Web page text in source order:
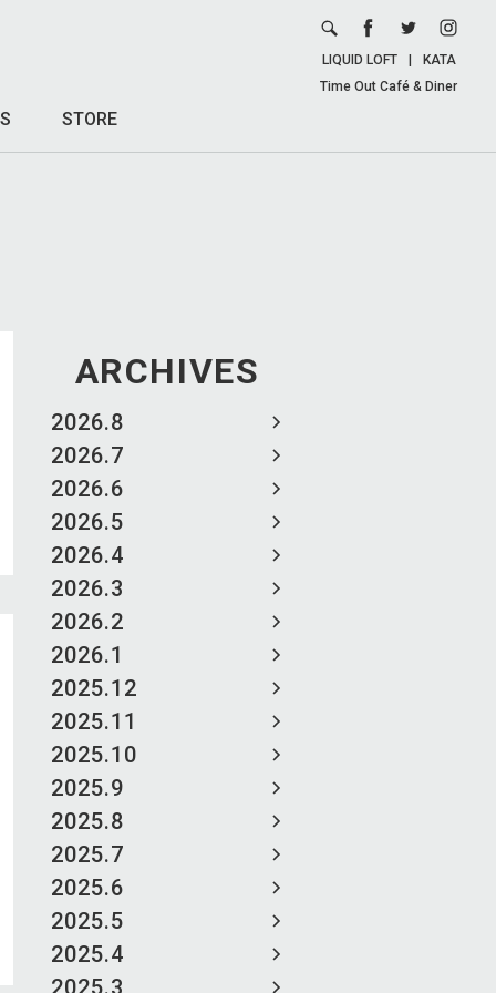
STORE
LIQUID LOFT
KATA
Time Out Café & Diner
ARCHIVES
2026.8
2026.7
2026.6
2026.5
2026.4
2026.3
2026.2
2026.1
2025.12
2025.11
2025.10
2025.9
2025.8
2025.7
2025.6
2025.5
2025.4
2025.3